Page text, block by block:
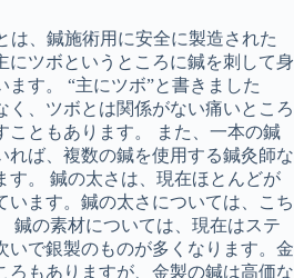
は、鍼施術用に安全に製造された
にツボというところに鍼を刺して身
す。 “主にツボ”と書きました
く、ツボとは関係がない痛いところ
こともあります。 また、一本の鍼
れば、複数の鍼を使用する鍼灸師な
す。 鍼の太さは、現在ほとんどが
います。鍼の太さについては、こち
鍼の素材については、現在はステ
いで銀製のものが多くなります。金
ろもありますが、金製の鍼は高価な